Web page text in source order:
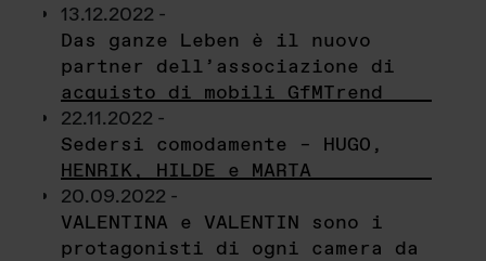
13.12.2022 -
Das ganze Leben è il nuovo
partner dell’associazione di
acquisto di mobili GfMTrend
22.11.2022 -
Sedersi comodamente – HUGO,
HENRIK, HILDE e MARTA
20.09.2022 -
VALENTINA e VALENTIN sono i
protagonisti di ogni camera da